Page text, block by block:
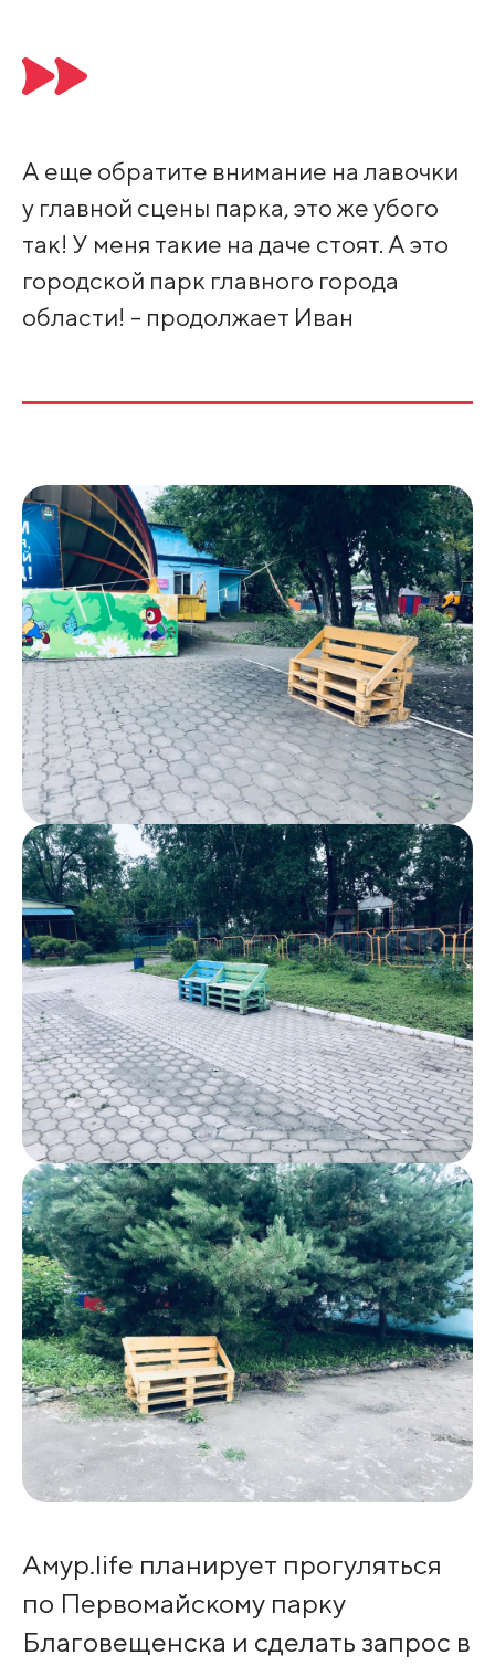
А еще обратите внимание на лавочки
у главной сцены парка, это же убого
так! У меня такие на даче стоят. А это
городской парк главного города
области! - продолжает Иван
Амур.life планирует прогуляться
по Первомайскому парку
Благовещенска и сделать запрос в